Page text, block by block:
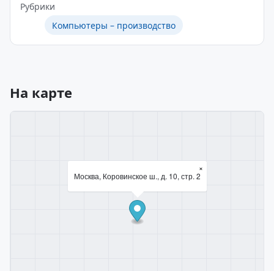
Рубрики
Компьютеры – производство
На карте
Москва, Коровинское ш., д. 10, стр. 2
×